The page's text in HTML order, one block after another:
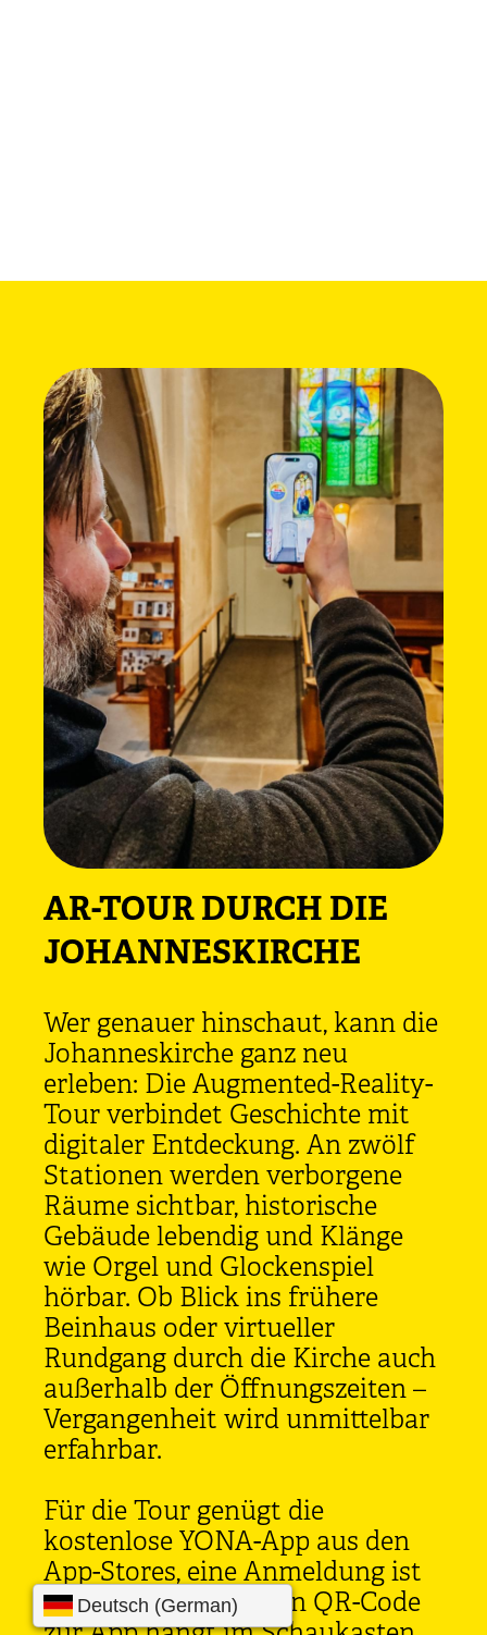
AR-TOUR DURCH DIE
JOHANNESKIRCHE
Wer genauer hinschaut, kann die
Johanneskirche ganz neu
erleben: Die Augmented-Reality-
Tour verbindet Geschichte mit
digitaler Entdeckung. An zwölf
Stationen werden verborgene
Räume sichtbar, historische
Gebäude lebendig und Klänge
wie Orgel und Glockenspiel
hörbar. Ob Blick ins frühere
Beinhaus oder virtueller
Rundgang durch die Kirche auch
außerhalb der Öffnungszeiten –
Vergangenheit wird unmittelbar
erfahrbar.
Für die Tour genügt die
kostenlose YONA-App aus den
App-Stores, eine Anmeldung ist
nicht erforderlich. Ein QR-Code